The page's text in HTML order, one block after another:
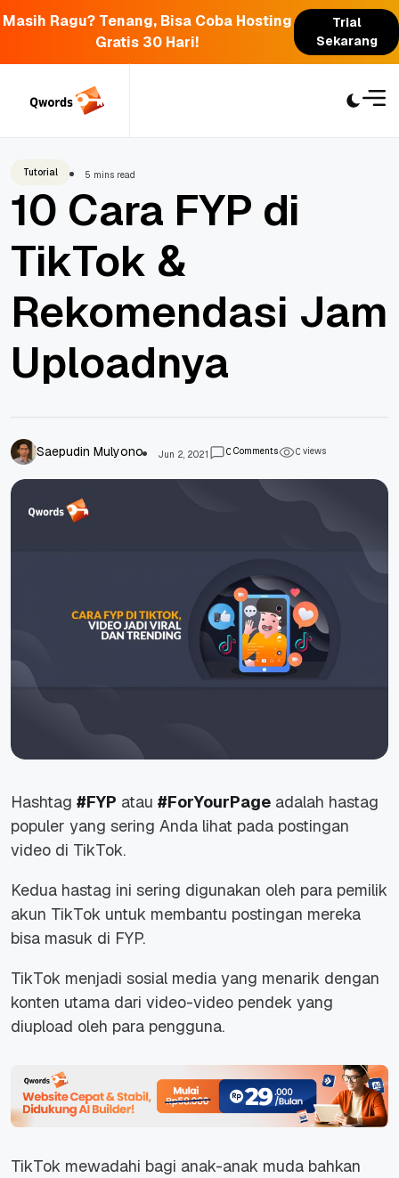
Masih Ragu? Tenang, Bisa Coba Hosting
Gratis 30 Hari!
Trial
Sekarang
Tutorial 5 mins read
10 Cara FYP di
TikTok &
Rekomendasi Jam
Uploadnya
Saepudin Mulyono Jun 2, 2021 0Comments 0views
Hashtag #FYP atau #ForYourPage adalah hastag
populer yang sering Anda lihat pada postingan
video di TikTok.
Kedua hastag ini sering digunakan oleh para pemilik
akun TikTok untuk membantu postingan mereka
bisa masuk di FYP.
TikTok menjadi sosial media yang menarik dengan
konten utama dari video-video pendek yang
diupload oleh para pengguna.
TikTok mewadahi bagi anak-anak muda bahkan